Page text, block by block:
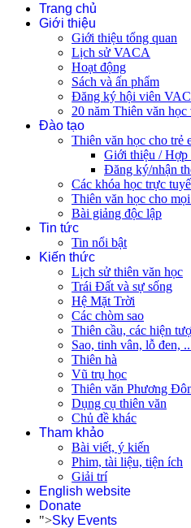
Trang chủ
Giới thiệu
Giới thiệu tổng quan
Lịch sử VACA
Hoạt động
Sách và ấn phẩm
Đăng ký hội viên
20 năm Thiên văn
Đào tạo
Thiên văn học cho trẻ
Giới thiệu / Hợp
Đăng ký/nhận
Các khóa học trực
Thiên văn học cho
Bài giảng độc lập
Tin tức
Tin nổi bật
Kiến thức
Lịch sử thiên văn học
Trái Đất và sự sống
Hệ Mặt Trời
Các chòm sao
Thiên cầu, các hiện
Sao, tinh vân, lỗ đen,
Thiên hà
Vũ trụ học
Thiên văn Phương
Dụng cụ thiên văn
Chủ đề khác
Tham khảo
Bài viết, ý kiến
Phim, tài liệu, tiện ích
Giải trí
English website
Donate
">Sky Events